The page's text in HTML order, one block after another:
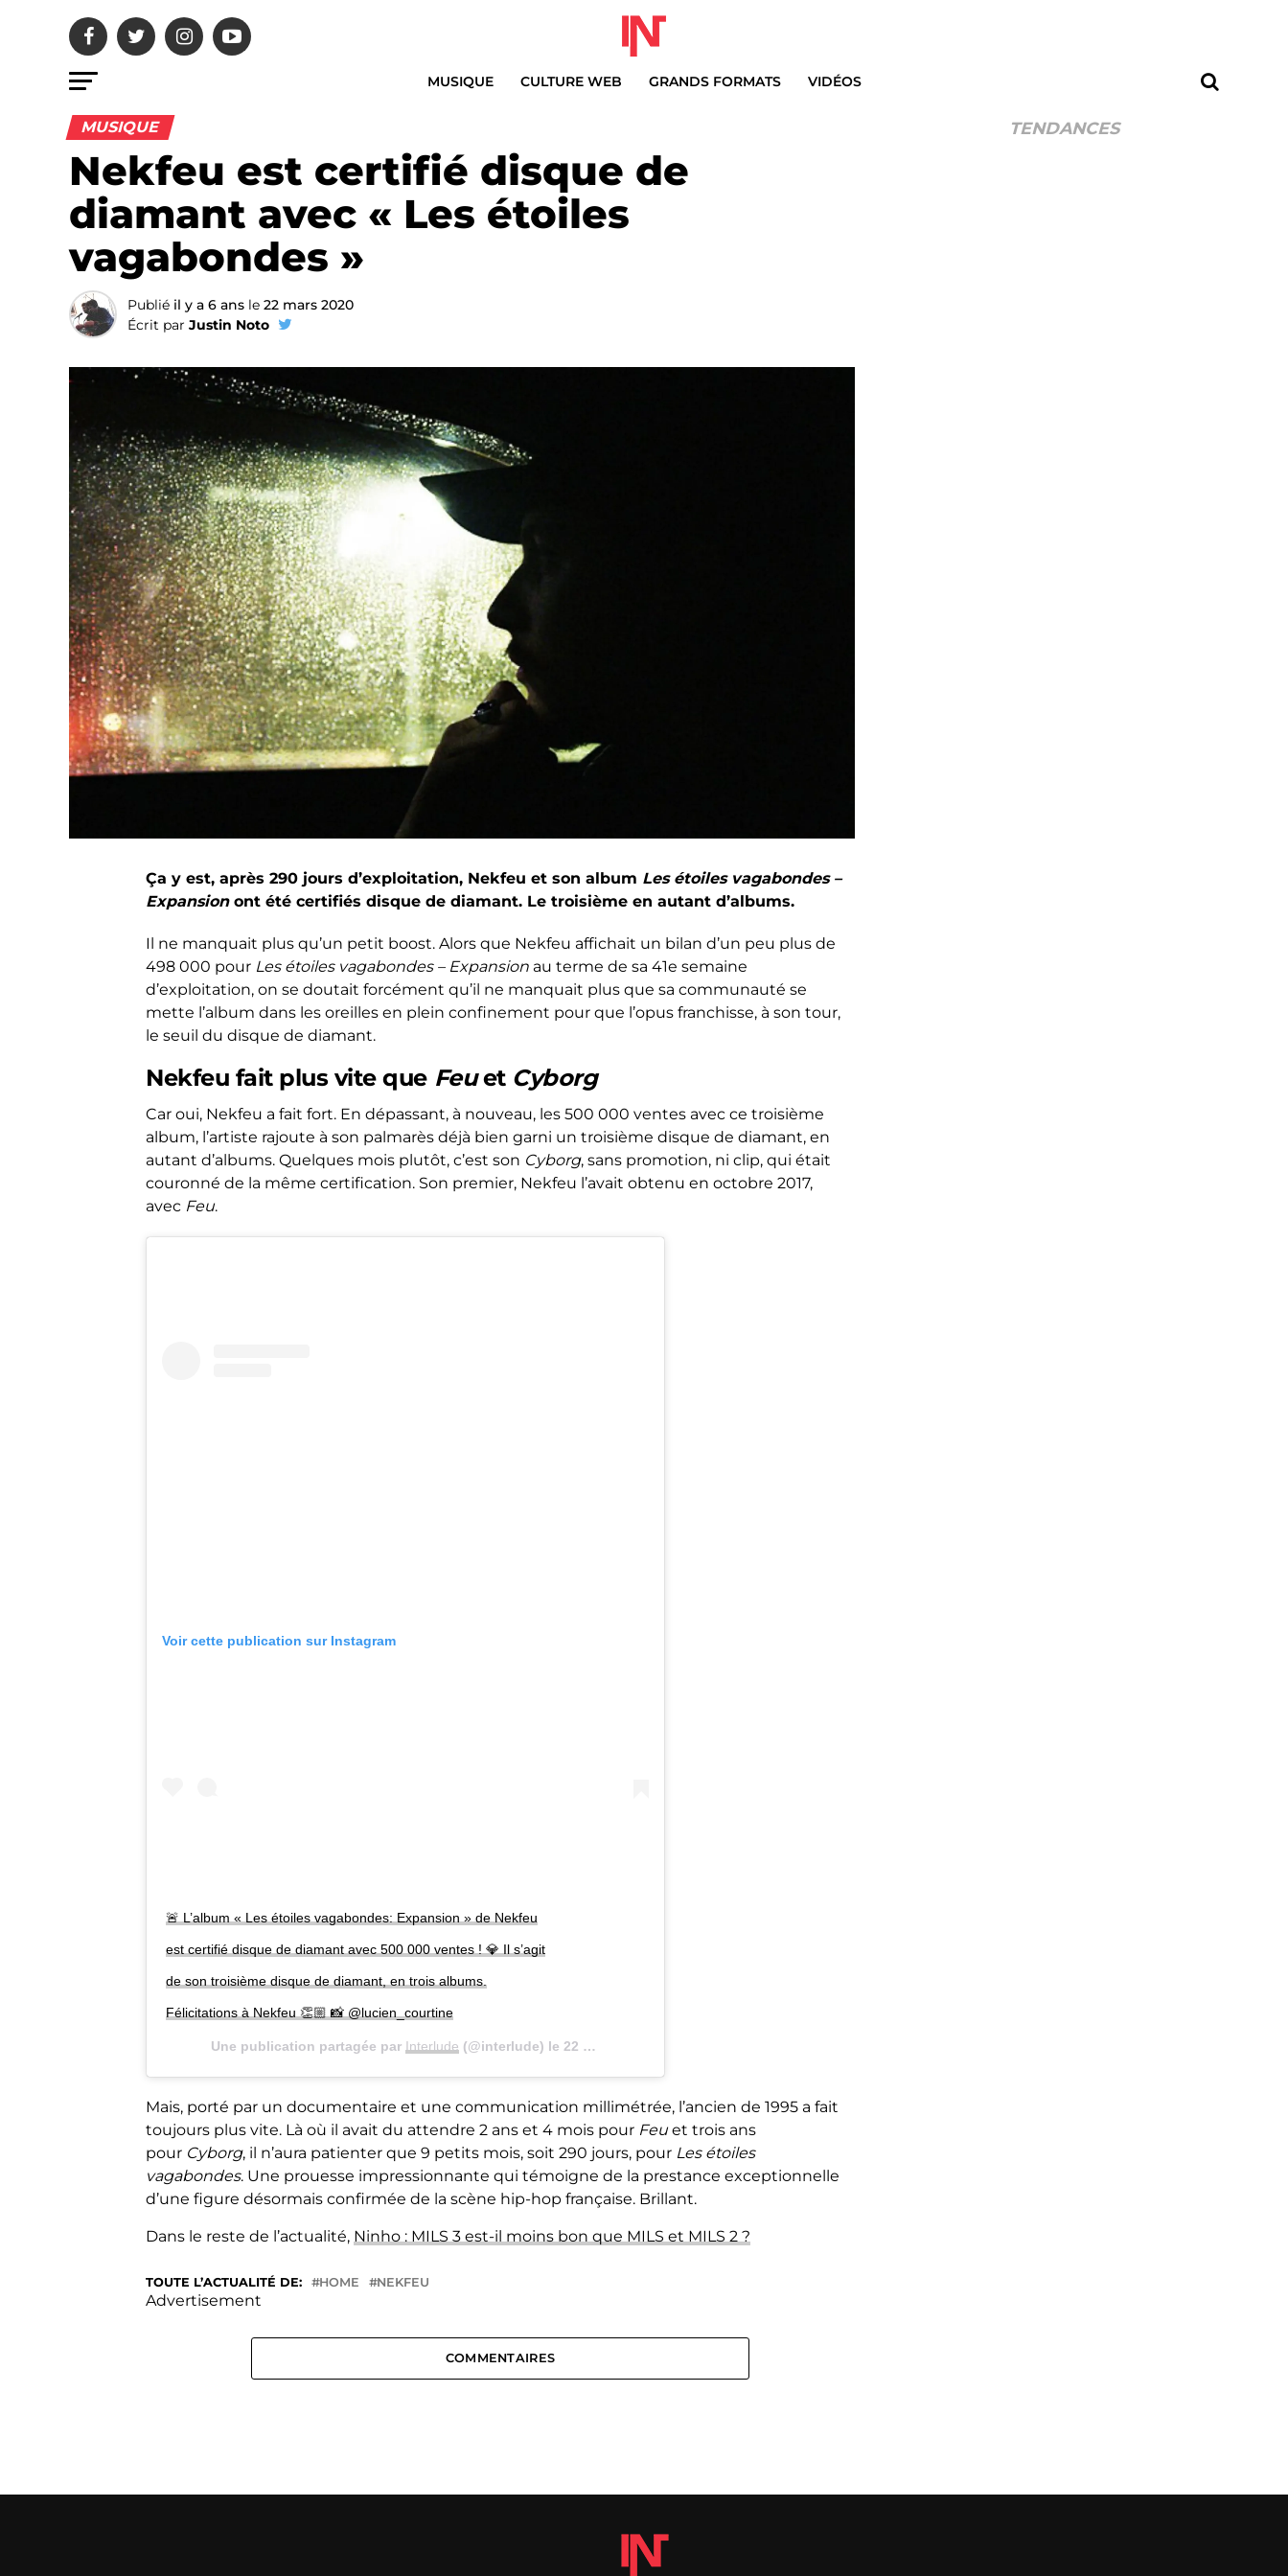
MUSIQUE CULTURE WEB GRANDS FORMATS VIDÉOS
MUSIQUE
Nekfeu est certifié disque de
diamant avec « Les étoiles
vagabondes »
Publié il y a 6 ans le 22 mars 2020
Écrit par Justin Noto
Ça y est, après 290 jours d’exploitation, Nekfeu et son album Les étoiles vagabondes –
Expansionont été certifiés disque de diamant. Le troisième en autant d’albums.
Il ne manquait plus qu’un petit boost. Alors que Nekfeu affichait un bilan d’un peu plus de
498 000 pour Les étoiles vagabondes – Expansion au terme de sa 41e semaine
d’exploitation, on se doutait forcément qu’il ne manquait plus que sa communauté se
mette l’album dans les oreilles en plein confinement pour que l’opus franchisse, à son tour,
le seuil du disque de diamant.
Nekfeu fait plus vite que Feuet Cyborg
Car oui, Nekfeu a fait fort. En dépassant, à nouveau, les 500 000 ventes avec ce troisième
album, l’artiste rajoute à son palmarès déjà bien garni un troisième disque de diamant, en
autant d’albums. Quelques mois plutôt, c’est son Cyborg, sans promotion, ni clip, qui était
couronné de la même certification. Son premier, Nekfeu l’avait obtenu en octobre 2017,
avec Feu.
Voir cette publication sur Instagram
🚨 L’album « Les étoiles vagabondes: Expansion » de Nekfeu
est certifié disque de diamant avec 500 000 ventes ! 💎 Il s’agit
de son troisième disque de diamant, en trois albums.
Félicitations à Nekfeu 👏🏼 📸 @lucien_courtine
Une publication partagée par Interlude (@interlude) le 22 Mars 2020 à 11 :00 PDT
Mais, porté par un documentaire et une communication millimétrée, l’ancien de 1995 a fait
toujours plus vite. Là où il avait du attendre 2 ans et 4 mois pour Feu et trois ans
pour Cyborg, il n’aura patienter que 9 petits mois, soit 290 jours, pour Les étoiles
vagabondes. Une prouesse impressionnante qui témoigne de la prestance exceptionnelle
d’une figure désormais confirmée de la scène hip-hop française. Brillant.
Dans le reste de l’actualité, Ninho : MILS 3 est-il moins bon que MILS et MILS 2 ?
TOUTE L’ACTUALITÉ DE: HOME NEKFEU
Advertisement
COMMENTAIRES
TENDANCES